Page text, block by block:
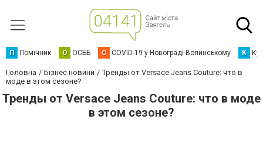
П Помічник О ОСББ C COVID-19 у Новограді-Волинському К
Головна Бізнес новини
Тренды от Versace Jeans Couture: что в
моде в этом сезоне?
Тренды от Versace Jeans Couture: что в моде
в этом сезоне?